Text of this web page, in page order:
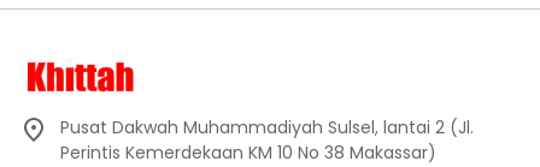
Pusat Dakwah Muhammadiyah Sulsel, lantai 2 (Jl.
Perintis Kemerdekaan KM 10 No 38 Makassar)